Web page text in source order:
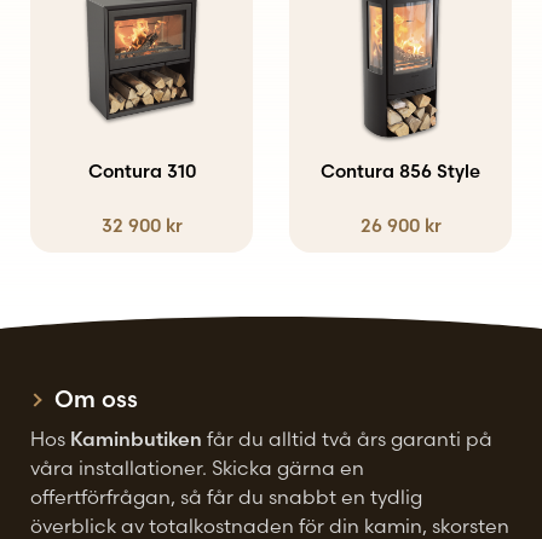
Contura 310
32 900 kr
Contura 856 Style
26 900 kr
produkten
varianter.
olika
Om oss
Hos Kaminbutiken får du alltid två års garanti på
våra installationer. Skicka gärna en
offertförfrågan, så får du snabbt en tydlig
överblick av totalkostnaden för din kamin, skorsten